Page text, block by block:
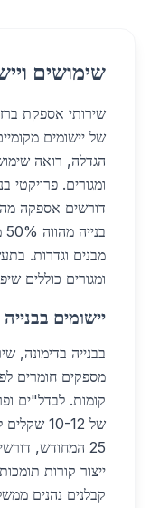
שימושים
שירותי אספקת
הגדלה, רואה
ומגורים. פרויקטי
דורשים אספקה
מבנים וגדרות.
ומגורים כוללים
יישומים
בבנייה בדימונה,
מספקים חומרים
של 10-
25 המחודש,
ייצור קורות
קבלנים נהנים